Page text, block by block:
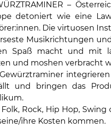
–
detoniert wie eine
Die virtuosen
Musikrichtungen
Spaß macht und mit
und moshen verbracht
und bringen das
Folk, Rock, Hip Hop,
ihre Kosten kommen.